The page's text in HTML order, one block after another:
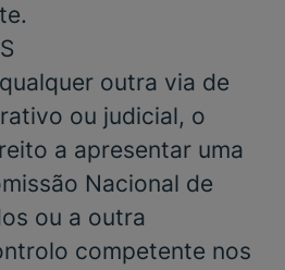
outra via de
ou judicial, o
a apresentar uma
Nacional de
ou a outra
competente nos